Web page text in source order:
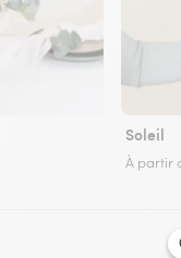
Soleil
À partir